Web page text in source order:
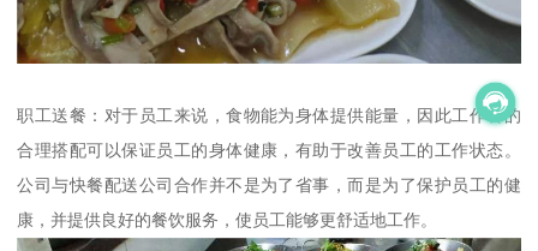
职工送餐：对于员工来说，食物能为身体提供能量，因此工作餐的
合理搭配可以保证员工的身体健康，有助于改善员工的工作状态。
公司与快餐配送公司合作并不是为了省事，而是为了保护员工的健
康，并提供良好的餐饮服务，使员工能够更舒适地工作。